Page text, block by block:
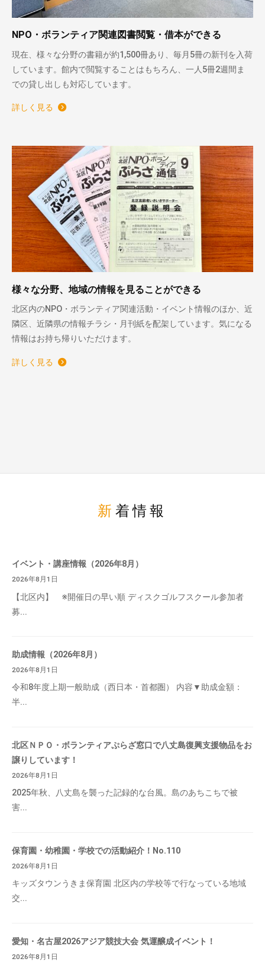
NPO・ボランティア関連図書閲覧・借本ができる
現在、様々な分野の書籍が約1,500冊あり、毎月5冊の新刊を入荷
しています。館内で閲覧することはもちろん、一人5冊2週間ま
での貸し出しも対応しています。
詳しく見る
様々な分野、地域の情報を見ることができる
北区内のNPO・ボランティア関連活動・イベント情報のほか、近
隣区、近隣県の情報チラシ・月刊紙を配架しています。気になる
情報はお持ち帰りいただけます。
詳しく見る
新着情報
イベント・講座情報（2026年8月）
2026年8月1日
【北区内】 ※開催日の早い順 ディスクゴルフスクール参加者
募...
助成情報（2026年8月）
2026年8月1日
令和8年度上期一般助成（西日本・首都圏） 内容▼助成金額：
半...
北区ＮＰＯ・ボランティアぷらざ窓口で八丈島復興支援物品をお
譲りしています！
2026年8月1日
2025年秋、八丈島を襲った記録的な台風。島のあちこちで被
害...
保育園・幼稚園・学校での活動紹介！No.110
2026年8月1日
キッズタウンうきま保育園 北区内の学校等で行なっている地域
交...
愛知・名古屋2026アジア競技大会 気運醸成イベント！
2026年8月1日